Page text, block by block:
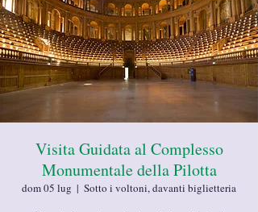
Visita Guidata al Complesso
Monumentale della Pilotta
dom 05 lug
  |
Sotto i voltoni, davanti biglietteria